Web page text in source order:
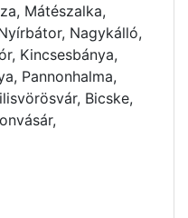
Mátészalka,
Nagykálló,
Kincsesbánya,
Pannonhalma,
Bicske,